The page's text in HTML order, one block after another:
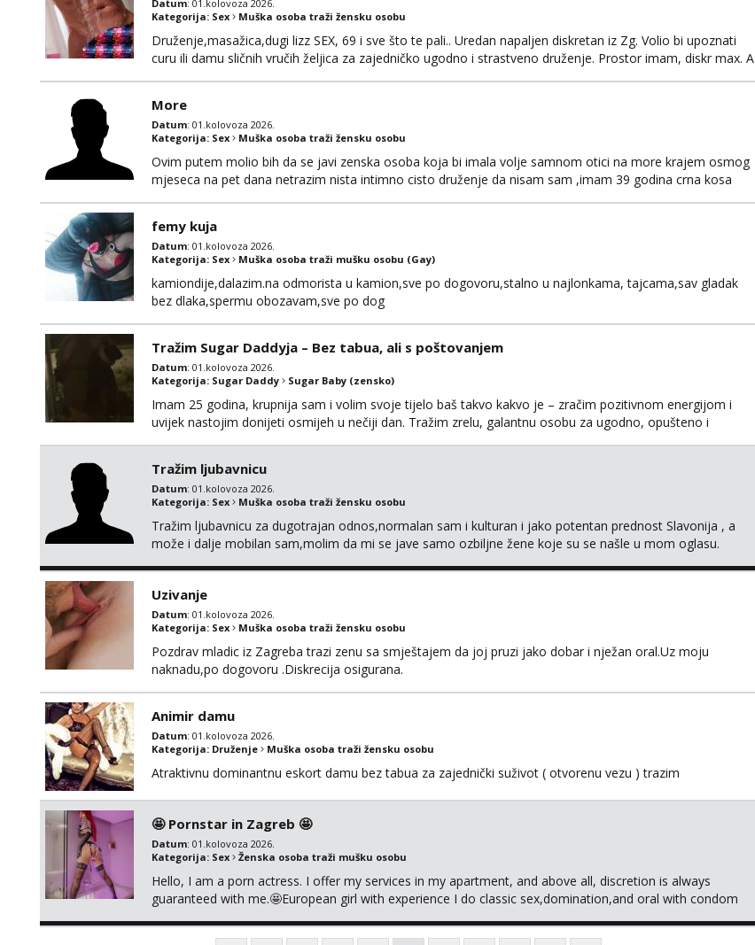
Datum: 01.kolovoza 2026.
Kategorija: Sex Muška osoba traži žensku osobu
Druženje,masažica,dugi lizz SEX, 69 i sve što te pali.. Uredan napaljen diskretan iz Zg. Volio bi upoznati
curu ili damu sličnih vručih željica za zajedničko ugodno i strastveno druženje. Prostor imam, diskr max. A
More
Datum: 01.kolovoza 2026.
Kategorija: Sex Muška osoba traži žensku osobu
Ovim putem molio bih da se javi zenska osoba koja bi imala volje samnom otici na more krajem osmog
mjeseca na pet dana netrazim nista intimno cisto druženje da nisam sam ,imam 39 godina crna kosa
femy kuja
Datum: 01.kolovoza 2026.
Kategorija: Sex Muška osoba traži mušku osobu (Gay)
kamiondije,dalazim.na odmorista u kamion,sve po dogovoru,stalno u najlonkama, tajcama,sav gladak
bez dlaka,spermu obozavam,sve po dog
Tražim Sugar Daddyja – Bez tabua, ali s poštovanjem
Datum: 01.kolovoza 2026.
Kategorija: Sugar Daddy Sugar Baby (zensko)
Imam 25 godina, krupnija sam i volim svoje tijelo baš takvo kakvo je – zračim pozitivnom energijom i
uvijek nastojim donijeti osmijeh u nečiji dan. Tražim zrelu, galantnu osobu za ugodno, opušteno i
Tražim ljubavnicu
Datum: 01.kolovoza 2026.
Kategorija: Sex Muška osoba traži žensku osobu
Tražim ljubavnicu za dugotrajan odnos,normalan sam i kulturan i jako potentan prednost Slavonija , a
može i dalje mobilan sam,molim da mi se jave samo ozbiljne žene koje su se našle u mom oglasu.
Uzivanje
Datum: 01.kolovoza 2026.
Kategorija: Sex Muška osoba traži žensku osobu
Pozdrav mladic iz Zagreba trazi zenu sa smještajem da joj pruzi jako dobar i nježan oral.Uz moju
naknadu,po dogovoru .Diskrecija osigurana.
Animir damu
Datum: 01.kolovoza 2026.
Kategorija: Druženje Muška osoba traži žensku osobu
Atraktivnu dominantnu eskort damu bez tabua za zajednički suživot ( otvorenu vezu ) trazim
🤩 Pornstar in Zagreb 🤩
Datum: 01.kolovoza 2026.
Kategorija: Sex Ženska osoba traži mušku osobu
Hello, I am a porn actress. I offer my services in my apartment, and above all, discretion is always
guaranteed with me.🤩European girl with experience I do classic sex,domination,and oral with condom